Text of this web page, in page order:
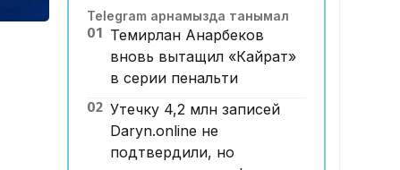
құрсақ ана туралы не білеміз?
15:15, 05 Тамыз 2026
Дастан Сәтпаевтың
«Челсидегі» дебюттік голы
үздік деп танылды
14:32, 05 Тамыз 2026
Құлсарылықтар көпқабатты
Telegram арнамызда танымал
01 Темирлан Анарбеков
вновь вытащил «Кайрат»
в серии пенальти
02 Утечку 4,2 млн записей
Daryn.online не
подтвердили, но